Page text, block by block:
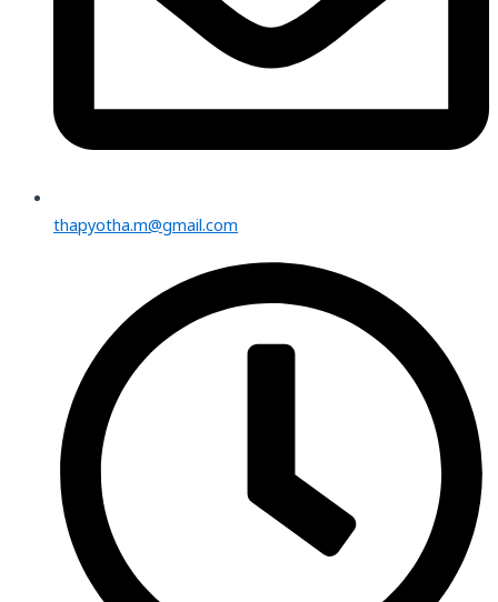
thapyotha.m@gmail.com